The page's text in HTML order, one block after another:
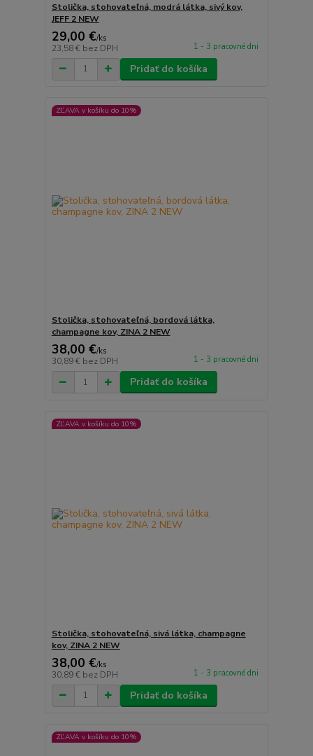
Stolička, stohovateľná, modrá látka, sivý kov,
JEFF 2 NEW
29,00 €/ks
23,58 € bez DPH 1 - 3 pracovné dni
Pridať do košíka
ZĽAVA v košíku do 10%
Stolička, stohovateľná, bordová látka,
champagne kov, ZINA 2 NEW
38,00 €/ks
30,89 € bez DPH 1 - 3 pracovné dni
Pridať do košíka
ZĽAVA v košíku do 10%
Stolička, stohovateľná, sivá látka, champagne
kov, ZINA 2 NEW
38,00 €/ks
30,89 € bez DPH 1 - 3 pracovné dni
Pridať do košíka
ZĽAVA v košíku do 10%